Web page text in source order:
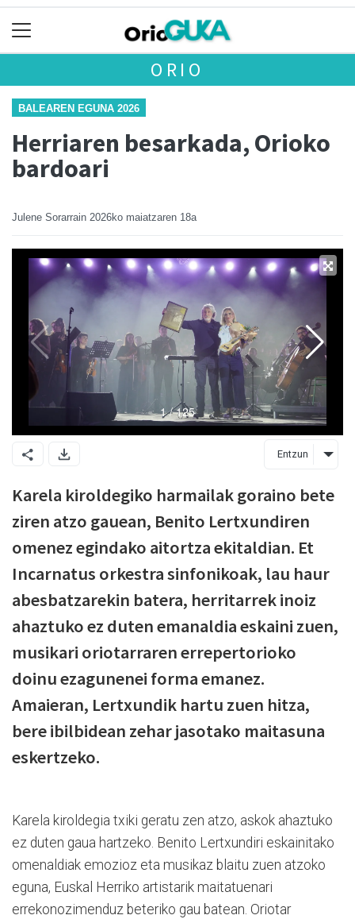
ORIO
BALEAREN EGUNA 2026
Herriaren besarkada, Orioko
bardoari
Julene Sorarrain 2026ko maiatzaren 18a
Entzun
Karela kiroldegiko harmailak goraino bete
ziren atzo gauean, Benito Lertxundiren
omenez egindako aitortza ekitaldian. Et
Incarnatus orkestra sinfonikoak, lau haur
abesbatzarekin batera, herritarrek inoiz
ahaztuko ez duten emanaldia eskaini zuen,
musikari oriotarraren errepertorioko
doinu ezagunenei forma emanez.
Amaieran, Lertxundik hartu zuen hitza,
bere ibilbidean zehar jasotako maitasuna
eskertzeko.
Karela kiroldegia txiki geratu zen atzo, askok ahaztuko
ez duten gaua hartzeko. Benito Lertxundiri eskainitako
omenaldiak emozioz eta musikaz blaitu zuen atzoko
eguna, Euskal Herriko artistarik maitatuenari
errekonozimenduz beteriko gau batean. Oriotar